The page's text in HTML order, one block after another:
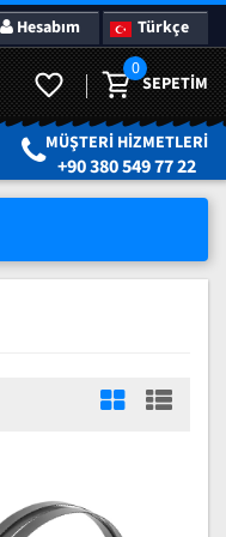
Hesabım Türkçe
0
SEPETIM
MÜŞTERI HIZMETLERI
+90 380 549 77 22